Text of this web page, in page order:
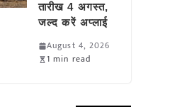
तारीख 4 अगस्त,
जल्द करें अप्लाई
August 4, 2026
1 min read